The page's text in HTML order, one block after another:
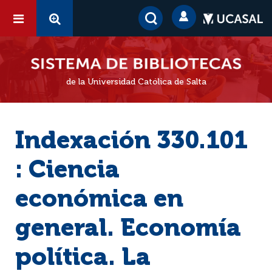
de la Universidad Católica de Salta
Indexación 330.101
: Ciencia
económica en
general. Economía
política. La